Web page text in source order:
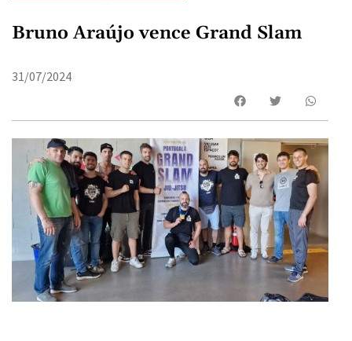
Bruno Araújo vence Grand Slam
31/07/2024